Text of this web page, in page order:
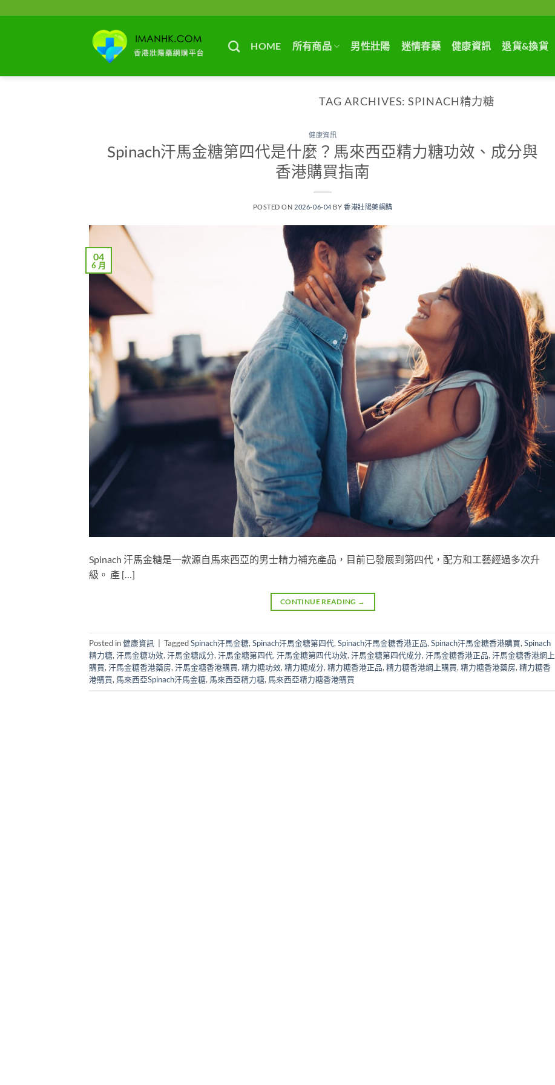
HOME 所有商品 男性壯陽 迷情春藥 健康資訊 退貨&換貨
TAG ARCHIVES:SPINACH精力糖
健康資訊
Spinach汗馬金糖第四代是什麼？馬來西亞精力糖功效、成分與
香港購買指南
POSTED ON 2026-06-04 BY香港壯陽藥網購
04
6 月
Spinach 汗馬金糖是一款源自馬來西亞的男士精力補充產品，目前已發展到第四代，配方和工藝經過多次升
級。 產 […]
CONTINUE READING →
Posted in健康資訊 TaggedSpinach汗馬金糖, Spinach汗馬金糖第四代, Spinach汗馬金糖香港正品, Spinach汗馬金糖香港購買, Spinach
精力糖, 汗馬金糖功效, 汗馬金糖成分, 汗馬金糖第四代, 汗馬金糖第四代功效, 汗馬金糖第四代成分, 汗馬金糖香港正品, 汗馬金糖香港網上
購買, 汗馬金糖香港藥房, 汗馬金糖香港購買, 精力糖功效, 精力糖成分, 精力糖香港正品, 精力糖香港網上購買, 精力糖香港藥房, 精力糖香
港購買, 馬來西亞Spinach汗馬金糖, 馬來西亞精力糖, 馬來西亞精力糖香港購買